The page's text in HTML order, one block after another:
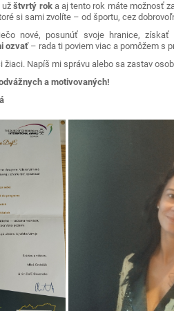
užštvrtý roka aj tento rok máte možnosť
si sami zvolíte – od športu, cez
nové, posunúť svoje hranice,
ozvať– rada ti poviem viac a pomôžem s
žiaci. Napíš mi správu alebo sa zastav
a motivovaných!